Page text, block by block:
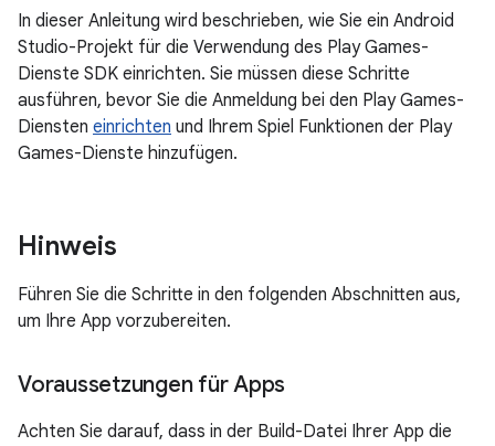
In dieser Anleitung wird beschrieben, wie Sie ein Android
Studio-Projekt für die Verwendung des Play Games-
Dienste SDK einrichten. Sie müssen diese Schritte
ausführen, bevor Sie die Anmeldung bei den Play Games-
Diensten einrichten und Ihrem Spiel Funktionen der Play
Games-Dienste hinzufügen.
Hinweis
Führen Sie die Schritte in den folgenden Abschnitten aus,
um Ihre App vorzubereiten.
Voraussetzungen für Apps
Achten Sie darauf, dass in der Build-Datei Ihrer App die